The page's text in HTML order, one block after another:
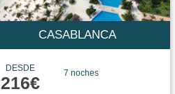
CASABLANCA
DESDE
216€ 7 noches